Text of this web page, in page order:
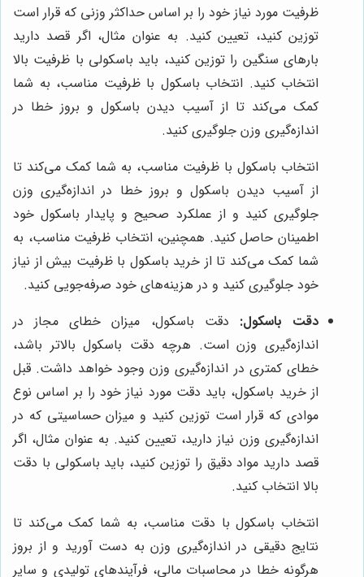
ظرفیت مورد نیاز خود را بر اساس حداکثر وزنی که قرار است
توزین کنید، تعیین کنید. به عنوان مثال، اگر قصد دارید
بارهای سنگین را توزین کنید، باید باسکولی با ظرفیت بالا
انتخاب کنید. انتخاب باسکول با ظرفیت مناسب، به شما
کمک می‌کند تا از آسیب دیدن باسکول و بروز خطا در
اندازه‌گیری وزن جلوگیری کنید.
انتخاب باسکول با ظرفیت مناسب، به شما کمک می‌کند تا
از آسیب دیدن باسکول و بروز خطا در اندازه‌گیری وزن
جلوگیری کنید و از عملکرد صحیح و پایدار باسکول خود
اطمینان حاصل کنید. همچنین، انتخاب ظرفیت مناسب، به
شما کمک می‌کند تا از خرید باسکول با ظرفیت بیش از نیاز
خود جلوگیری کنید و در هزینه‌های خود صرفه‌جویی کنید.
دقت باسکول: دقت باسکول، میزان خطای مجاز در
اندازه‌گیری وزن است. هرچه دقت باسکول بالاتر باشد،
خطای کمتری در اندازه‌گیری وزن وجود خواهد داشت. قبل
از خرید باسکول، باید دقت مورد نیاز خود را بر اساس نوع
موادی که قرار است توزین کنید و میزان حساسیتی که در
اندازه‌گیری وزن نیاز دارید، تعیین کنید. به عنوان مثال، اگر
قصد دارید مواد دقیق را توزین کنید، باید باسکولی با دقت
بالا انتخاب کنید.
انتخاب باسکول با دقت مناسب، به شما کمک می‌کند تا
نتایج دقیقی در اندازه‌گیری وزن به دست آورید و از بروز
هرگونه خطا در محاسبات مالی، فرآیندهای تولیدی و سایر